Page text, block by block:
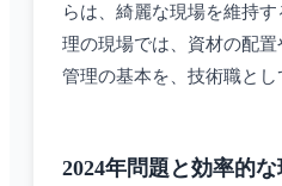
らは、綺麗な現場を維持
理の現場では、資材の配
管理の基本を、技術職とし
2024年問題と効率的